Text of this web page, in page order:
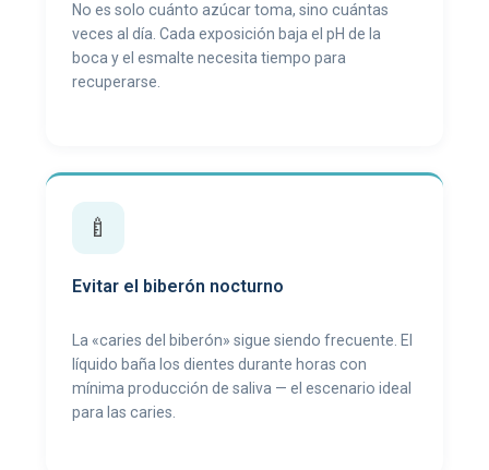
No es solo cuánto azúcar toma, sino cuántas
veces al día. Cada exposición baja el pH de la
boca y el esmalte necesita tiempo para
recuperarse.
🍼
Evitar el biberón nocturno
La «caries del biberón» sigue siendo frecuente. El
líquido baña los dientes durante horas con
mínima producción de saliva — el escenario ideal
para las caries.